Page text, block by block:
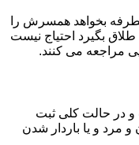
بخواهد همسرش را
بگیرد احتیاج نیست
مراجعه می کنند.
و در حالت کلی ثبت
مرد و یا باردار شدن